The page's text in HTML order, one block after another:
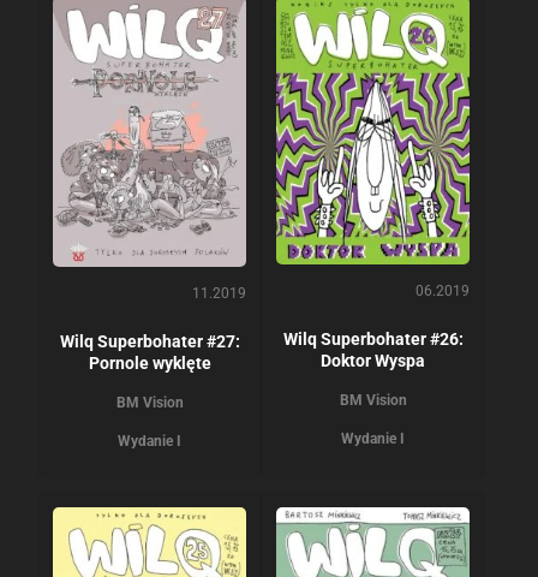
11.2019
Wilq Superbohater #27:
Pornole wyklęte
BM Vision
Wydanie I
06.2019
Wilq Superbohater #26:
Doktor Wyspa
BM Vision
Wydanie I